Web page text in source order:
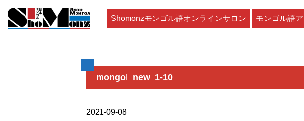
Shomonzモンゴル語オンラインサロン モンゴル語ア
mongol_new_1-10
2021-09-08